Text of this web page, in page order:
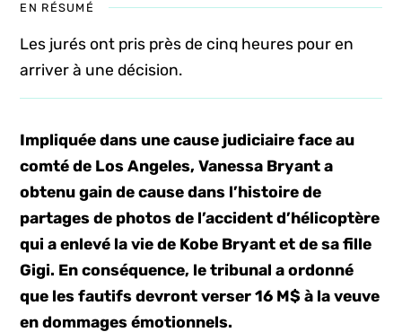
EN RÉSUMÉ
Les jurés ont pris près de cinq heures pour en
arriver à une décision.
Impliquée dans une cause judiciaire face au
comté de Los Angeles, Vanessa Bryant a
obtenu gain de cause dans l’histoire de
partages de photos de l’accident d’hélicoptère
qui a enlevé la vie de Kobe Bryant et de sa fille
Gigi. En conséquence, le tribunal a ordonné
que les fautifs devront verser 16 M$ à la veuve
en dommages émotionnels.